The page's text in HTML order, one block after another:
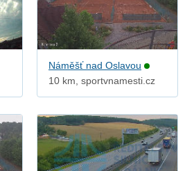
Náměšť nad Oslavou
10 km, sportvnamesti.cz